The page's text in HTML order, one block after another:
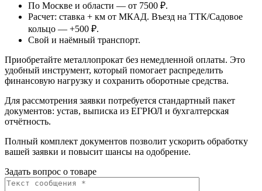
По Москве и области — от 7500 ₽.
Расчет: ставка + км от МКАД. Въезд на ТТК/Садовое
кольцо — +500 ₽.
Свой и наёмный транспорт.
Приобретайте металлопрокат без немедленной оплаты. Это
удобный инструмент, который помогает распределить
финансовую нагрузку и сохранить оборотные средства.
Для рассмотрения заявки потребуется стандартный пакет
документов: устав, выписка из ЕГРЮЛ и бухгалтерская
отчётность.
Полный комплект документов позволит ускорить обработку
вашей заявки и повысит шансы на одобрение.
Задать вопрос о товаре